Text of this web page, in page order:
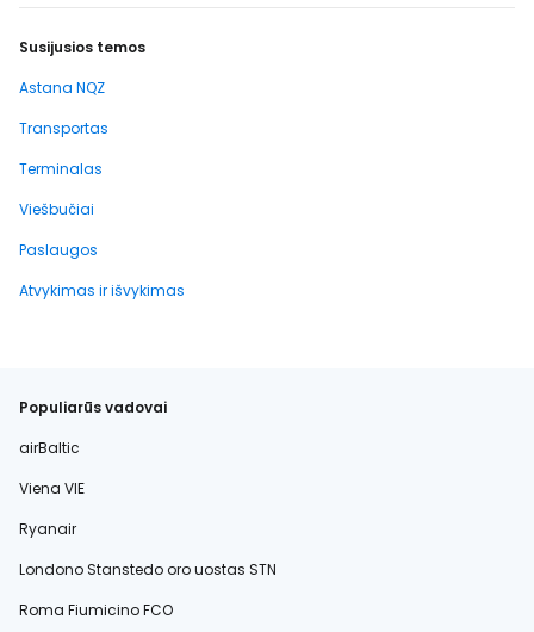
Susijusios temos
Astana NQZ
Transportas
Terminalas
Viešbučiai
Paslaugos
Atvykimas ir išvykimas
Populiarūs vadovai
airBaltic
Viena VIE
Ryanair
Londono Stanstedo oro uostas STN
Roma Fiumicino FCO